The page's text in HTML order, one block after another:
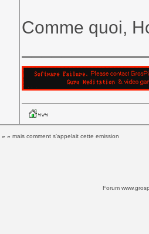
Comme quoi,
» » mais comment s'appelait cette emission
Forum